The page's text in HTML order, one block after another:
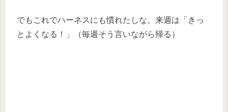
でもこれでハーネスにも慣れたしな。来週は「きっ
とよくなる！」（毎週そう言いながら帰る）